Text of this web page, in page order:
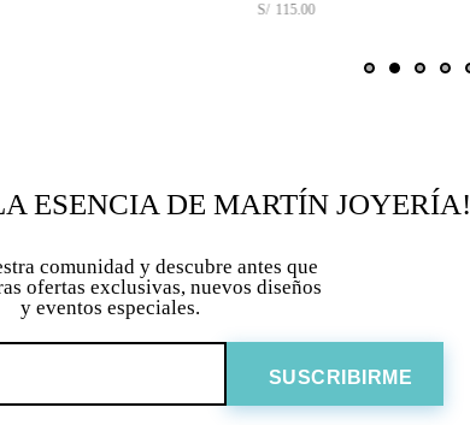
115.00
ESENCIA DE MARTÍN JOYERÍA!
comunidad y descubre antes que
ofertas exclusivas, nuevos diseños
y eventos especiales.